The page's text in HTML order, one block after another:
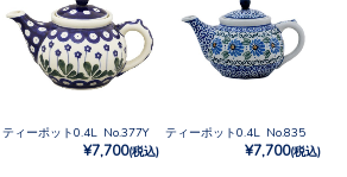
ティーポット0.4L No.377Y
¥7,700(税込)
ティーポット0.4L No.835
¥7,700(税込)